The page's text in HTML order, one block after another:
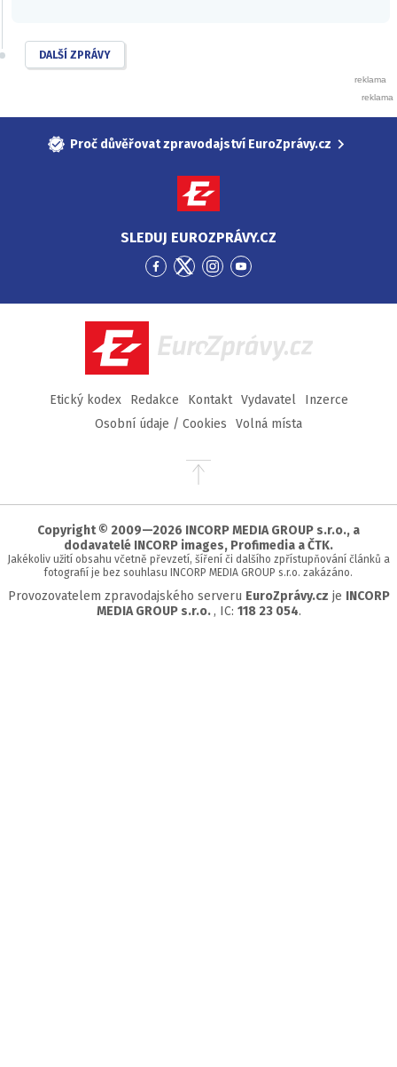
DALŠÍ ZPRÁVY
Proč důvěřovat zpravodajství EuroZprávy.cz
SLEDUJ EUROZPRÁVY.CZ
Přejít
Facebook
Přejít
Twitter
Přejít
Instagram
Přejít
YouTube
EuroZprávy.cz
Etický kodex Redakce Kontakt Vydavatel
Inzerce
Osobní údaje / Cookies
Volná místa
Přejít
stránky
Copyright © 2009—2026 INCORP MEDIA GROUP s.r.o., a
dodavatelé INCORP images, Profimedia a ČTK.
Jakékoliv užití obsahu včetně převzetí, šíření či dalšího zpřístupňování článků a
fotografií je bez souhlasu INCORP MEDIA GROUP s.r.o. zakázáno.
Provozovatelem zpravodajského serveru EuroZprávy.cz je INCORP
MEDIA GROUP s.r.o. , IC: 118 23 054.